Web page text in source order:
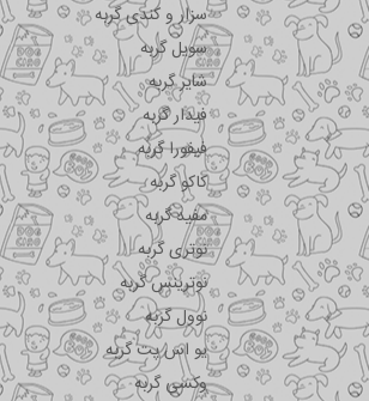
سزار و کندی گربه
سویل گربه
شایر گربه
فیدار گربه
فیفورا گربه
کاکو گربه
مفید گربه
نوتری گربه
نوترینس گربه
نوول گربه
یو اس پت گربه
وکسی گربه